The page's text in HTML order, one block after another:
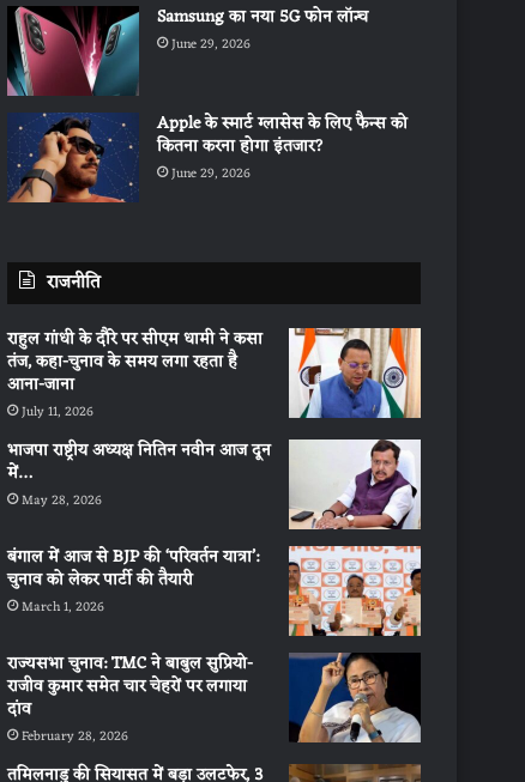
Samsung का नया 5G फोन लॉन्च
June 29, 2026
Apple के स्मार्ट ग्लासेस के लिए फैन्स को
कितना करना होगा इंतजार?
June 29, 2026
राजनीति
राहुल गांधी के दौरे पर सीएम धामी ने कसा
तंज, कहा-चुनाव के समय लगा रहता है
आना-जाना
July 11, 2026
भाजपा राष्ट्रीय अध्यक्ष नितिन नवीन आज दून
में…
May 28, 2026
बंगाल में आज से BJP की ‘परिवर्तन यात्रा’:
चुनाव को लेकर पार्टी की तैयारी
March 1, 2026
राज्यसभा चुनाव: TMC ने बाबुल सुप्रियो-
राजीव कुमार समेत चार चेहरों पर लगाया
दांव
February 28, 2026
तमिलनाडु की सियासत में बड़ा उलटफेर, 3